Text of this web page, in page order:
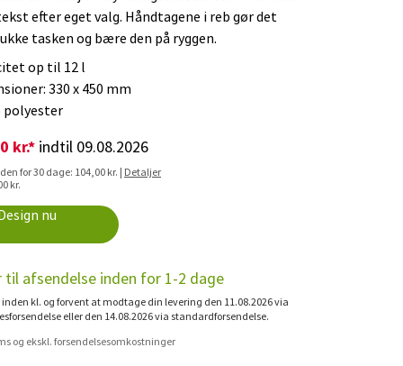
efter eget valg. Håndtagene i reb gør det
tasken og bære den på ryggen.
op til 12 l
330 x 450 mm
polyester
kr.* indtil 09.08.2026
for 30 dage: 104,00 kr. | Detaljer
kr.
nu
til afsendelse inden for 1-2 dage
inden kl. og forvent at modtage din levering den 11.08.2026 via
eller den 14.08.2026 via standardforsendelse.
og ekskl. forsendelsesomkostninger